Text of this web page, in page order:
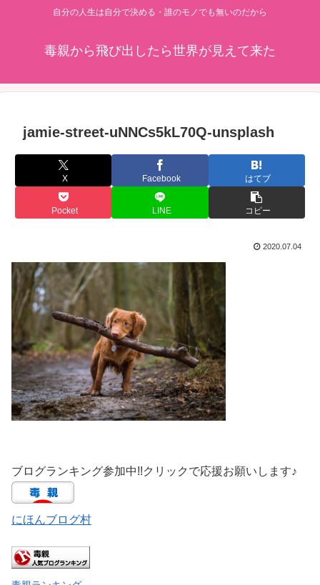
自分の人生は自分で決める・誰のモノでも無いのだから
毒親から飛び出したら世界が見えて来た
jamie-street-uNNCs5kL70Q-unsplash
X Facebook はてブ
Pocket LINE コピー
2020.07.04
ブログランキング参加中!!クリックで応援お願いします♪
にほんブログ村